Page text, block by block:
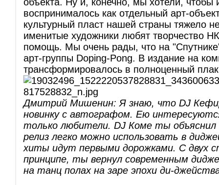
воспринималось как отдельный арт-
культурный пласт нашей страны тяжело
именитые художники любят творчество
помощь. Мы очень рады, что на
арт-группы Doping-Pong. В издание на
трансформировалось в полноценный
Дмитрий Мишенин: Я знаю, что DJ
новинку с автографом. Ею
только любители. DJ Коме ты
релиз легко можно использовать в
хиты идут первыми дорожками. С двух
принципе, ты вернул современным
на танц полах на заре эпохи ди-